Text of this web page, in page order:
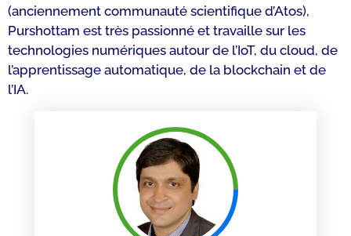
(anciennement communauté scientifique d’Atos),
Purshottam est très passionné et travaille sur les
technologies numériques autour de l’IoT, du cloud, de
l’apprentissage automatique, de la blockchain et de
l’IA.